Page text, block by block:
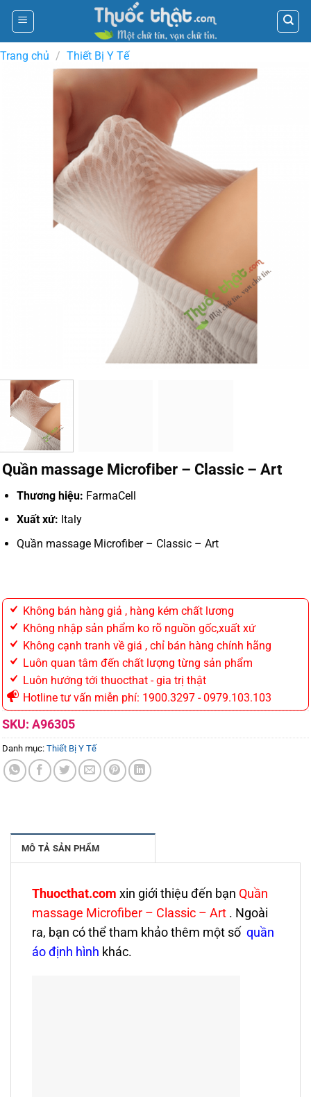
Skip
content
Trang chủ / Thiết Bị Y Tế
Quần massage Microfiber – Classic – Art
Thương hiệu: FarmaCell
Xuất xứ: Italy
Quần massage Microfiber – Classic – Art
Không bán hàng giả , hàng kém chất lương
Không nhập sản phẩm ko rõ nguồn gốc,xuất xứ
Không cạnh tranh về giá , chỉ bán hàng chính hãng
Luôn quan tâm đến chất lượng từng sản phẩm
Luôn hướng tới thuocthat - gia trị thật
Hotline tư vấn miễn phí: 1900.3297 - 0979.103.103
SKU: A96305
Danh mục: Thiết Bị Y Tế
MÔ TẢ SẢN PHẨM
Thuocthat.com xin giới thiệu đến bạn Quần
massage Microfiber – Classic – Art . Ngoài
ra, bạn có thể tham khảo thêm một số quần
áo định hình khác.